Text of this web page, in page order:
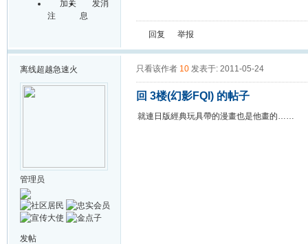
加关
注
发消
息
回复 举报
离线超越急速火
管理员
发帖
只看该作者 10 发表于: 2011-05-24
回 3楼(幻影FQI) 的帖子
就連日版經典玩具帶的漫畫也是他畫的……